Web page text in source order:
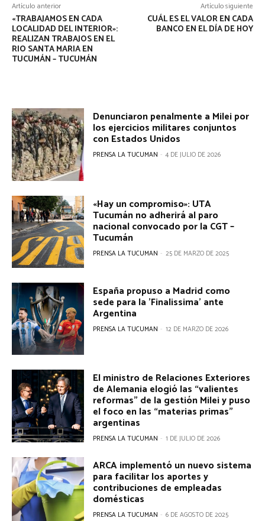
Artículo anterior
«TRABAJAMOS EN CADA
LOCALIDAD DEL INTERIOR»:
REALIZAN TRABAJOS EN EL
RIO SANTA MARIA EN
TUCUMÁN – TUCUMÁN
Artículo siguiente
CUÁL ES EL VALOR EN CADA
BANCO EN EL DÍA DE HOY
Denunciaron penalmente a Milei por
los ejercicios militares conjuntos
con Estados Unidos
PRENSA LA TUCUMAN - 4 DE JULIO DE 2026
«Hay un compromiso»: UTA
Tucumán no adherirá al paro
nacional convocado por la CGT –
Tucumán
PRENSA LA TUCUMAN - 25 DE MARZO DE 2025
España propuso a Madrid como
sede para la 'Finalissima' ante
Argentina
PRENSA LA TUCUMAN - 12 DE MARZO DE 2026
El ministro de Relaciones Exteriores
de Alemania elogió las “valientes
reformas” de la gestión Milei y puso
el foco en las “materias primas”
argentinas
PRENSA LA TUCUMAN - 1 DE JULIO DE 2026
ARCA implementó un nuevo sistema
para facilitar los aportes y
contribuciones de empleadas
domésticas
PRENSA LA TUCUMAN - 6 DE AGOSTO DE 2025